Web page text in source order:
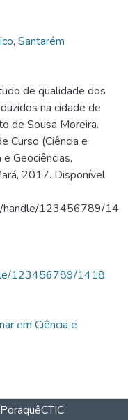
, Santarém
de qualidade dos
na cidade de
de Sousa Moreira.
Curso (Ciência e
Geociências,
2017. Disponível
handle/123456789/14
123456789/1418
em Ciência e
CTIC